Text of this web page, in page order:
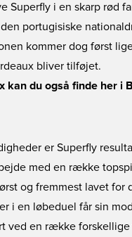
Superfly i en skarp rød
portugisiske
kommer dog først
bliver tilføjet.
kan du også finde her i
er Superfly
med en række
og fremmest lavet for
i en løbeduel får sin
ved en række forskellige